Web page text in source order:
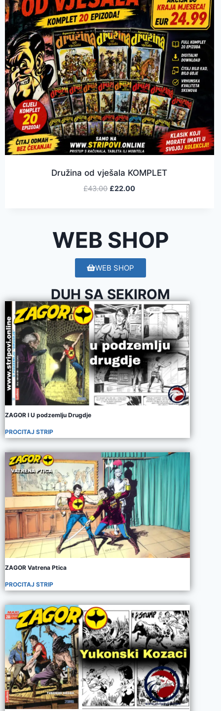
WEB SHOP
Družina od vješala KOMPLET
£43.00 £22.00
WEB SHOP
DUH SA SEKIROM
ZAGOR I U podzemlju Drugdje
PROCITAJ STRIP
ZAGOR Vatrena Ptica
PROCITAJ STRIP